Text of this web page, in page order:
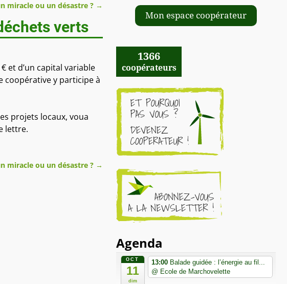
miracle ou un désastre ? →
verts
et d’un capital variable
coopérative y participe à
projets locaux, voua
lettre.
miracle ou un désastre ? →
Mon espace coopérateur
1366
coopérateurs
Agenda
OCT
11
dim
13:00 Balade guidée : l’énergie au fil...
@ Ecole de Marchovelette